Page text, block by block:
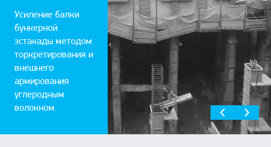
Усиление балки
бункерной
эстакады методом
торкретирования и
внешнего
армирования
углеродным
волокном.